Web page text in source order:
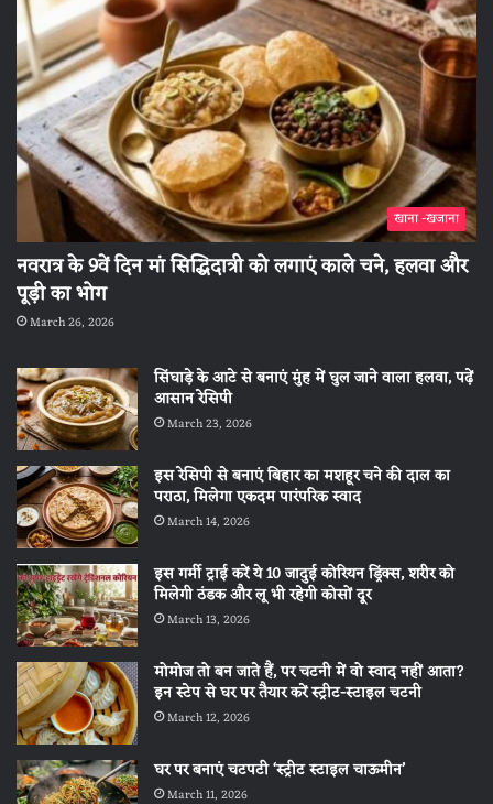
खाना -खजाना
नवरात्र के 9वें दिन मां सिद्धिदात्री को लगाएं काले चने, हलवा और
पूड़ी का भोग
March 26, 2026
सिंघाड़े के आटे से बनाएं मुंह में घुल जाने वाला हलवा, पढ़ें
आसान रेसिपी
March 23, 2026
इस रेसिपी से बनाएं बिहार का मशहूर चने की दाल का
पराठा, मिलेगा एकदम पारंपरिक स्वाद
March 14, 2026
इस गर्मी ट्राई करें ये 10 जादुई कोरियन ड्रिंक्स, शरीर को
मिलेगी ठंडक और लू भी रहेगी कोसों दूर
March 13, 2026
मोमोज तो बन जाते हैं, पर चटनी में वो स्वाद नहीं आता?
इन स्टेप से घर पर तैयार करें स्ट्रीट-स्टाइल चटनी
March 12, 2026
घर पर बनाएं चटपटी ‘स्ट्रीट स्टाइल चाऊमीन’
March 11, 2026